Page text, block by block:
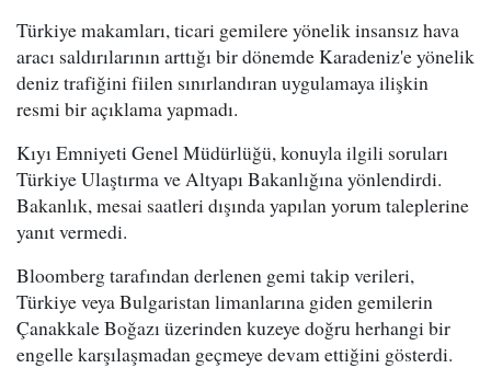
Türkiye makamları, ticari gemilere yönelik insansız hava
aracı saldırılarının arttığı bir dönemde Karadeniz'e yönelik
deniz trafiğini fiilen sınırlandıran uygulamaya ilişkin
resmi bir açıklama yapmadı.
Kıyı Emniyeti Genel Müdürlüğü, konuyla ilgili soruları
Türkiye Ulaştırma ve Altyapı Bakanlığına yönlendirdi.
Bakanlık, mesai saatleri dışında yapılan yorum taleplerine
yanıt vermedi.
Bloomberg tarafından derlenen gemi takip verileri,
Türkiye veya Bulgaristan limanlarına giden gemilerin
Çanakkale Boğazı üzerinden kuzeye doğru herhangi bir
engelle karşılaşmadan geçmeye devam ettiğini gösterdi.